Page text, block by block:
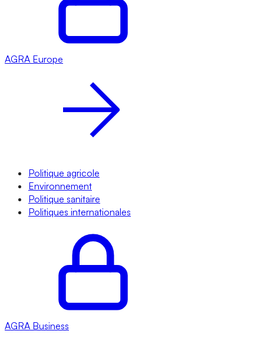
AGRA Europe
Politique agricole
Environnement
Politique sanitaire
Politiques internationales
AGRA Business